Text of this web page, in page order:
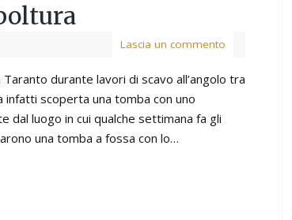
Lascia un commento
durante lavori di scavo all’angolo tra
infatti scoperta una tomba con uno
dal luogo in cui qualche settimana fa gli
una tomba a fossa con lo…